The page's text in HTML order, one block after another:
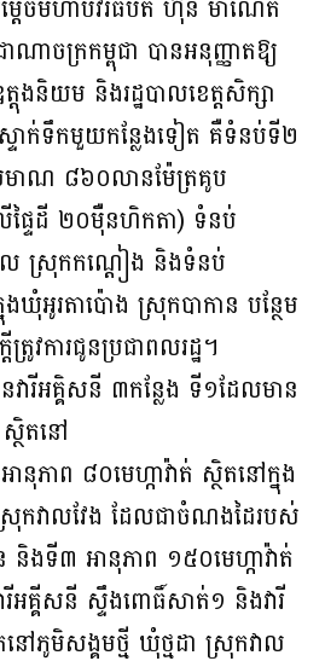
េចមហាបវរធិបតី ហ៊ុន ម៉ាណែត
ាណា​ចក្រ​កម្ពុជា បានអនុញ្ញាតឱ្យ
និយម និងរដ្ឋបាលខេត្តសិក្សា​
ាក់ទឹកមួយកន្លែងទៀត គឺទំនប់ទី២
មាណ ៨៦០​លានម៉ែត្រគូប
ទៃដី ២០ម៉ឺនហិកតា) ទំនប់
ល ស្រុកកណ្ដៀង និងទំនប់
ឃុំអូរតាប៉ោង ស្រុកបាកាន បន្ថែម​
វការជូនប្រជាពលរដ្ឋ។
រីអគ្គិសនី ៣កន្លែង ទី១ដែលមាន
ថិតនៅ
នុភាព ៨០មេហ្កាវ៉ាត់ ស្ថិតនៅក្នុង
កវាល​វែង ដែលជាចំណងដៃរបស់
ងទី៣ អានុភាព ១៥០មេហ្កាវ៉ាត់
គ្គីសនី ស្ទឹងពោធិ៍សាត់១ និងវារី
ៅភូមិសង្គមថ្មី ឃុំថ្មដា ស្រុកវាល